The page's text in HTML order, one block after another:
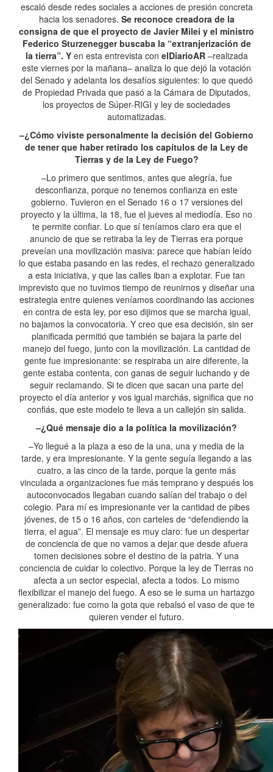
escaló desde redes sociales a acciones de presión concreta
hacia los senadores. Se reconoce creadora de la
consigna de que el proyecto de Javier Milei y el ministro
Federico Sturzenegger buscaba la “extranjerización de
la tierra”. Y en esta entrevista con elDiarioAR–realizada
este viernes por la mañana– analiza lo que dejó la votación
del Senado y adelanta los desafíos siguientes: lo que quedó
de Propiedad Privada que pasó a la Cámara de Diputados,
los proyectos de Súper-RIGI y ley de sociedades
automatizadas.
–¿Cómo viviste personalmente la decisión del Gobierno
de tener que haber retirado los capítulos de la Ley de
Tierras y de la Ley de Fuego?
–Lo primero que sentimos, antes que alegría, fue
desconfianza, porque no tenemos confianza en este
gobierno. Tuvieron en el Senado 16 o 17 versiones del
proyecto y la última, la 18, fue el jueves al mediodía. Eso no
te permite confiar. Lo que sí teníamos claro era que el
anuncio de que se retiraba la ley de Tierras era porque
preveían una movilización masiva: parece que habían leído
lo que estaba pasando en las redes, el rechazo generalizado
a esta iniciativa, y que las calles iban a explotar. Fue tan
imprevisto que no tuvimos tiempo de reunirnos y diseñar una
estrategia entre quienes veníamos coordinando las acciones
en contra de esta ley, por eso dijimos que se marcha igual,
no bajamos la convocatoria. Y creo que esa decisión, sin ser
planificada permitió que también se bajara la parte del
manejo del fuego, junto con la movilización. La cantidad de
gente fue impresionante: se respiraba un aire diferente, la
gente estaba contenta, con ganas de seguir luchando y de
seguir reclamando. Si te dicen que sacan una parte del
proyecto el día anterior y vos igual marchás, significa que no
confiás, que este modelo te lleva a un callejón sin salida.
–¿Qué mensaje dio a la política la movilización?
–Yo llegué a la plaza a eso de la una, una y media de la
tarde, y era impresionante. Y la gente seguía llegando a las
cuatro, a las cinco de la tarde, porque la gente más
vinculada a organizaciones fue más temprano y después los
autoconvocados llegaban cuando salían del trabajo o del
colegio. Para mí es impresionante ver la cantidad de pibes
jóvenes, de 15 o 16 años, con carteles de “defendiendo la
tierra, el agua”. El mensaje es muy claro: fue un despertar
de conciencia de que no vamos a dejar que desde afuera
tomen decisiones sobre el destino de la patria. Y una
conciencia de cuidar lo colectivo. Porque la ley de Tierras no
afecta a un sector especial, afecta a todos. Lo mismo
flexibilizar el manejo del fuego. A eso se le suma un hartazgo
generalizado: fue como la gota que rebalsó el vaso de que te
quieren vender el futuro.